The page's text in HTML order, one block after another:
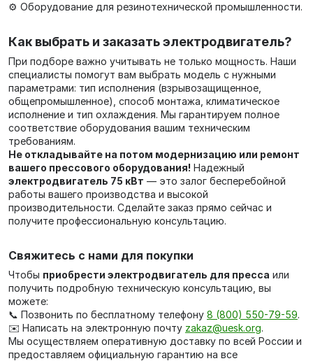
⚙️ Оборудование для резинотехнической промышленности.
Как выбрать и заказать электродвигатель?
При подборе важно учитывать не только мощность. Наши
специалисты помогут вам выбрать модель с нужными
параметрами: тип исполнения (взрывозащищенное,
общепромышленное), способ монтажа, климатическое
исполнение и тип охлаждения. Мы гарантируем полное
соответствие оборудования вашим техническим
требованиям.
Не откладывайте на потом модернизацию или ремонт
вашего прессового оборудования! Надежный
электродвигатель 75 кВт — это залог бесперебойной
работы вашего производства и высокой
производительности. Сделайте заказ прямо сейчас и
получите профессиональную консультацию.
Свяжитесь с нами для покупки
Чтобы приобрести электродвигатель для пресса или
получить подробную техническую консультацию, вы
можете:
📞 Позвонить по бесплатному телефону 8 (800) 550-79-59.
✉️ Написать на электронную почту zakaz@uesk.org.
Мы осуществляем оперативную доставку по всей России и
предоставляем официальную гарантию на все